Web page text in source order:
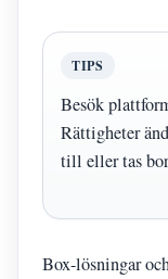
TIPS
Besök
Rättigheter
till eller tas
Box-lösningar